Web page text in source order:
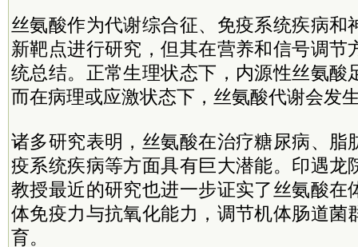
丝氨酸作为代谢综合征、免疫系统疾病和
新靶点进行研究，但其在营养和信号调节
统总结。正常生理状态下，内源性丝氨酸
而在病理或应激状态下，丝氨酸代谢会发
诸多研究表明，丝氨酸在治疗糖尿病、脂
疫系统疾病等方面具有巨大潜能。印遇龙
教授最近的研究也进一步证实了丝氨酸在
体免疫力与抗氧化能力，调节机体肠道菌
育。